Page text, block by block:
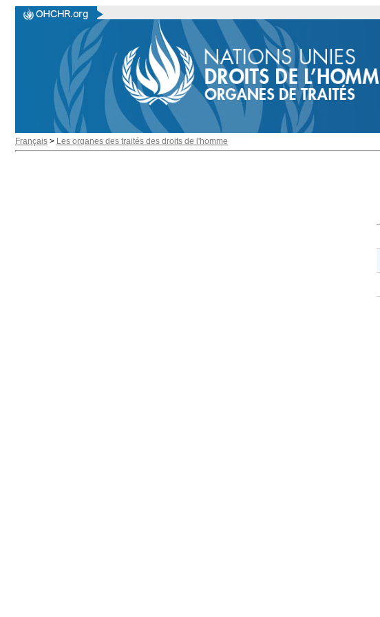
Français > Les organes des traités des droits de l'homme